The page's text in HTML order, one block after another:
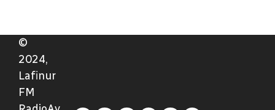
©
2024,
Lafinur
FM